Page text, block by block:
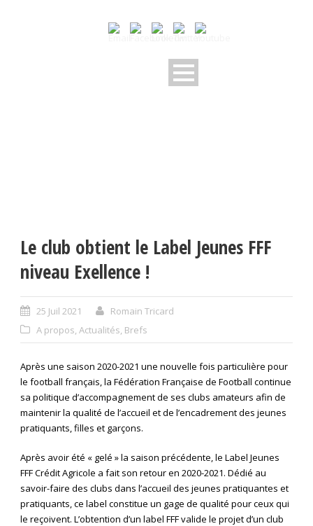
Le club obtient le Label Jeunes FFF
niveau Exellence !
25 Juil 2021
Romain Tricard
A propos, Actualités, Brefs
Après une saison 2020-2021 une nouvelle fois particulière pour
le football français, la Fédération Française de Football continue
sa politique d’accompagnement de ses clubs amateurs afin de
maintenir la qualité de l’accueil et de l’encadrement des jeunes
pratiquants, filles et garçons.
Après avoir été « gelé » la saison précédente, le Label Jeunes
FFF Crédit Agricole a fait son retour en 2020-2021. Dédié au
savoir-faire des clubs dans l’accueil des jeunes pratiquantes et
pratiquants, ce label constitue un gage de qualité pour ceux qui
le reçoivent. L’obtention d’un label FFF valide le projet d’un club